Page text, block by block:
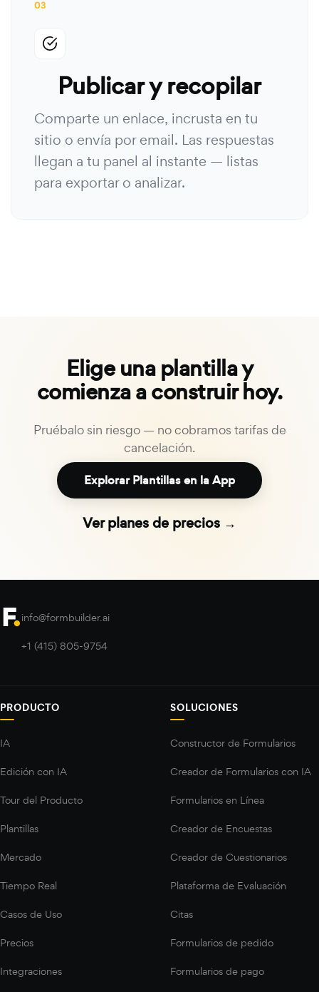
03
Publicar y recopilar
Comparte un enlace, incrusta en tu
sitio o envía por email. Las respuestas
llegan a tu panel al instante — listas
para exportar o analizar.
Elige una plantilla y
comienza a construir hoy.
Pruébalo sin riesgo — no cobramos tarifas de
cancelación.
Explorar Plantillas en la App
Ver planes de precios →
info@formbuilder.ai
+1 (415) 805-9754
PRODUCTO
IA
Edición con IA
Tour del Producto
Plantillas
Mercado
Tiempo Real
Casos de Uso
Precios
Integraciones
SOLUCIONES
Constructor de Formularios
Creador de Formularios con IA
Formularios en Línea
Creador de Encuestas
Creador de Cuestionarios
Plataforma de Evaluación
Citas
Formularios de pedido
Formularios de pago